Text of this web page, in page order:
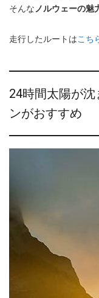
そんなノルウェーの魅
走行したルートはこち
24時間太陽が
ンがおすすめ